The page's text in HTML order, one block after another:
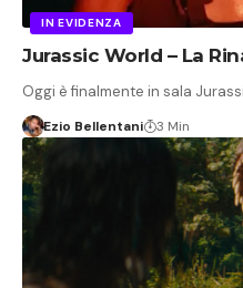
IN EVIDENZA
Jurassic World – La
Oggi è finalmente in sala
Ezio Bellentani 3 Min